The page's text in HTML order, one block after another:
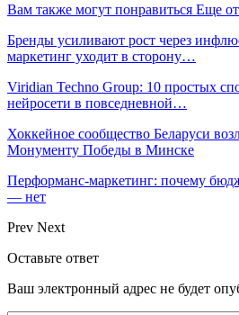
Вам также могут понравиться Еще от
Бренды усиливают рост через
маркетинг уходит в сторону…
Viridian Techno Group: 10 простых
нейросети в повседневной…
Хоккейное сообщество Беларуси
Монументу Победы в Минске
Перформанс-маркетинг: почему
— нет
Prev Next
Оставьте ответ
Ваш электронный адрес не будет